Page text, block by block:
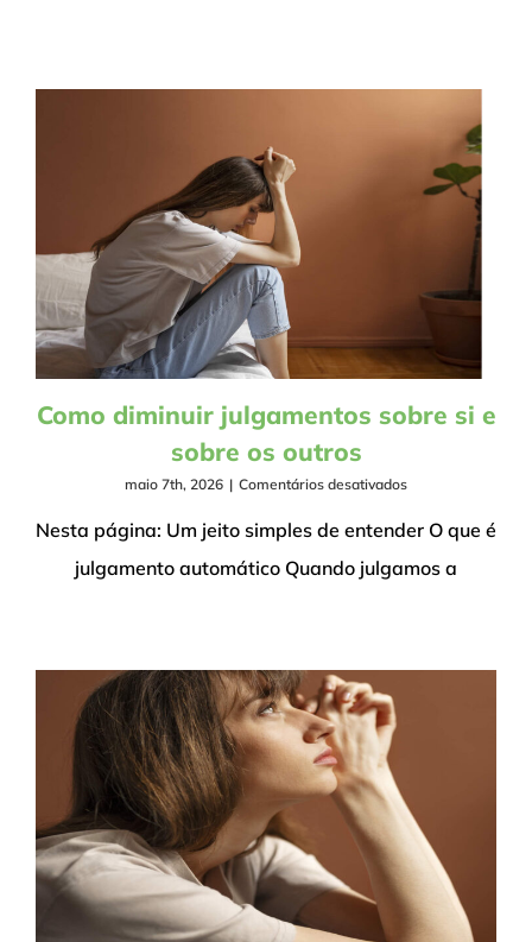
Como diminuir julgamentos sobre si e
sobre os outros
maio 7th, 2026 | Comentários desativadosem
diminuir
julgamentos
sobre
outros
Nesta página: Um jeito simples de entender O que é
julgamento automático Quando julgamos a